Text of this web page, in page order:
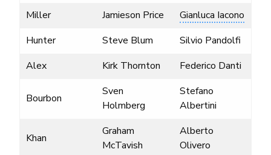
Miller
Jamieson Price
Gianluca Iacono
Hunter
Steve Blum
Silvio Pandolfi
Alex
Kirk Thornton Federico Danti
Bourbon
Sven
Holmberg
Stefano
Albertini
Khan
Graham
McTavish
Alberto
Olivero